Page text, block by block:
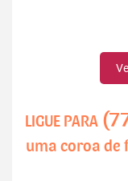
LIGUE PARA
uma coroa de